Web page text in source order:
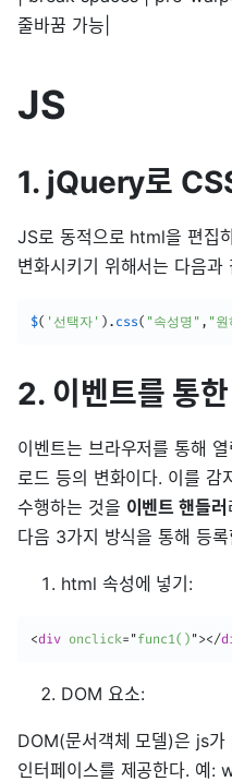
줄바꿈 가능|
JS
1. jQuery로
JS로 동적으로 html을 편집
변화시키기 위해서는 다음과
$( '선택자' ) . css( "속성명" , "
2. 이벤트를 통
이벤트는 브라우저를 통해
로드 등의 변화이다. 이를 감
수행하는 것을 이벤트 핸들러
다음 3가지 방식을 통해 등
html 속성에 넣기:
<div onclick= "func1() "></
DOM 요소:
DOM(문서객체 모델)은 js
인터페이스를 제공한다. 예: